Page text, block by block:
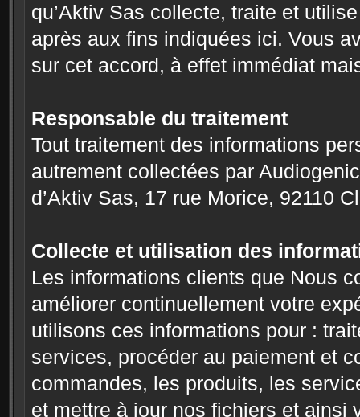
qu’Aktiv Sas collecte, traite et
après aux fins indiquées ici. Vous
sur cet accord, à effet immédiat
Responsable du traitement
Tout traitement des informations
autrement collectées par
d’Aktiv Sas, 17 rue Morice, 92110
Collecte et utilisation des
Les informations clients que Nous
améliorer continuellement votre
utilisons ces informations pour :
services, procéder au paiement et
commandes, les produits, les
et mettre à jour nos fichiers et ainsi